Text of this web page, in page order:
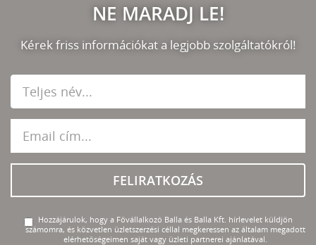
NE MARADJ LE!
Kérek friss információkat a legjobb szolgáltatókról!
FELIRATKOZÁS
Hozzájárulok, hogy a Fővállalkozó Balla és Balla Kft. hírlevelet küldjön
számomra, és közvetlen üzletszerzési céllal megkeressen az általam megadott
elérhetőségeimen saját vagy üzleti partnerei ajánlatával.